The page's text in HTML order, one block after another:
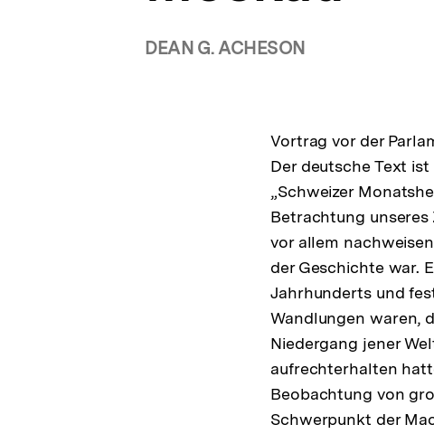
DEAN G. ACHESON
Vortrag vor der
Der deutsche Text
„Schweizer
Betrachtung unseres
vor allem
der Geschichte war.
Jahrhunderts und
Wandlungen waren,
Niedergang jener
aufrechterhalten
Beobachtung von
Schwerpunkt der